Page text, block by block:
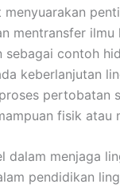
mentransfer
contoh
keberlanjutan
pertobatan
fisik
dalam menjaga
pendidikan